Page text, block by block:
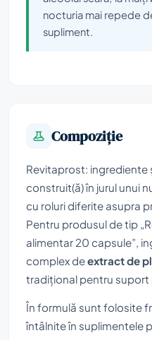
nocturia mai repede
supliment.
Compoziţie
Revitaprost: ingrediente
construit(ă) în jurul unui
cu roluri diferite asupra
Pentru produsul de tip
alimentar 20 capsule”,
complex deextract de
tradițional pentru suport
În formulă sunt folosite
întâlnite în suplimentele